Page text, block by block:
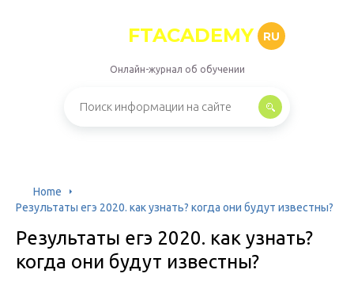
FTACADEMY RU
Онлайн-журнал об обучении
Home
Результаты егэ 2020. как узнать? когда они будут известны?
Результаты егэ 2020. как узнать?
когда они будут известны?